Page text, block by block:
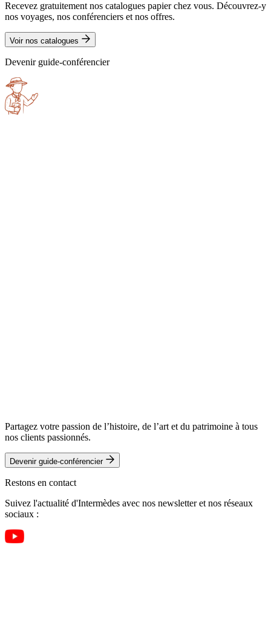
Recevez gratuitement nos catalogues papier chez vous. Découvrez-y
nos voyages, nos conférenciers et nos offres.
Voir nos catalogues
Devenir guide-conférencier
Partagez votre passion de l’histoire, de l’art et du patrimoine à tous
nos clients passionnés.
Devenir guide-conférencier
Restons en contact
Suivez l'actualité d'Intermèdes avec nos newsletter et nos réseaux
sociaux :